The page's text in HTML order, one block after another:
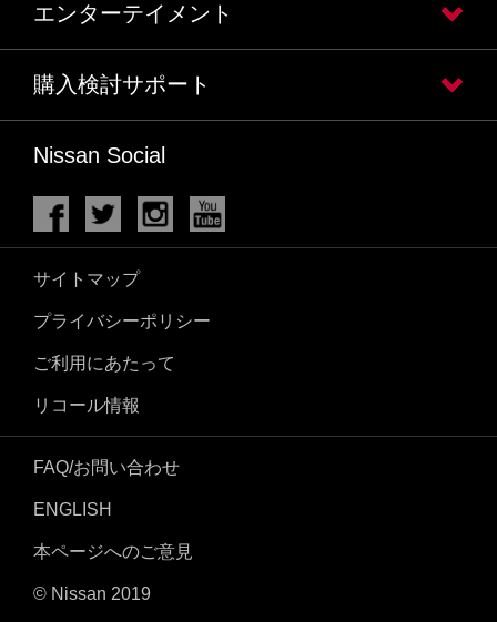
エンターテイメント
購入検討サポート
Nissan Social
サイトマップ
プライバシーポリシー
ご利用にあたって
リコール情報
FAQ/お問い合わせ
ENGLISH
本ページへのご意見
© Nissan 2019